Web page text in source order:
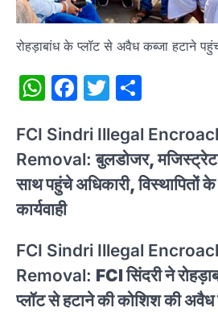
रोहड़ाबांध के प्लॉट से अवैध कब्जा हटाने
WhatsApp
Facebook
Twitter
FCI Sindri Illegal
Removal:बुलडोजर,
साथ पहुंचे अधिकारी, विस्थापितों के
कार्यवाही
FCI Sindri Illegal
Removal: FCI सिंदरी ने
प्लॉट से हटाने की कोशिश की अवैध